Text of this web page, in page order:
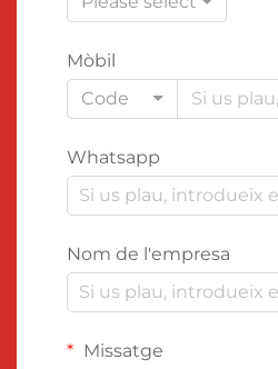
Mòbil
Code
Whatsapp
Nom de l'empresa
Missatge